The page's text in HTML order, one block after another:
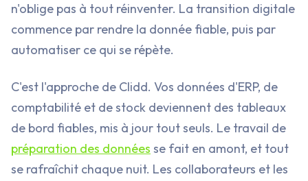
n'oblige pas à tout réinventer. La transition digitale
commence par rendre la donnée fiable, puis par
automatiser ce qui se répète.
C'est l'approche de Clidd. Vos données d'ERP, de
comptabilité et de stock deviennent des tableaux
de bord fiables, mis à jour tout seuls. Le travail de
préparation des données se fait en amont, et tout
se rafraîchit chaque nuit. Les collaborateurs et les